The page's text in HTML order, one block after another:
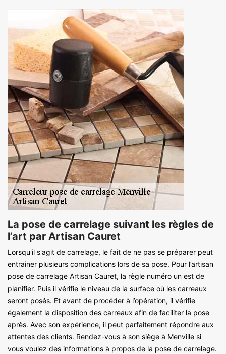
La pose de carrelage suivant les règles de
l’art par Artisan Cauret
Lorsqu'il s'agit de carrelage, le fait de ne pas se préparer peut
entrainer plusieurs complications lors de sa pose. Pour l’artisan
pose de carrelage Artisan Cauret, la règle numéro un est de
planifier. Puis il vérifie le niveau de la surface où les carreaux
seront posés. Et avant de procéder à l’opération, il vérifie
également la disposition des carreaux afin de faciliter la pose
après. Avec son expérience, il peut parfaitement répondre aux
attentes des clients. Rendez-vous à son siège à Menville si
vous voulez des informations à propos de la pose de carrelage.